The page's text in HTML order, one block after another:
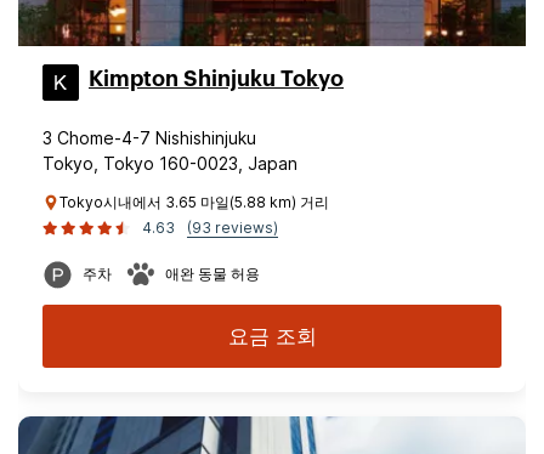
Kimpton Shinjuku Tokyo
3 Chome-4-7 Nishishinjuku
Tokyo, Tokyo 160-0023, Japan
Tokyo시내에서 3.65 마일(5.88 km) 거리
4.63
(93 reviews)
주차 애완 동물 허용
요금 조회